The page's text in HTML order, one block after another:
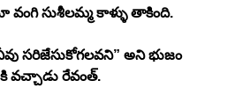
వంగి సుశీలమ్మ కాళ్ళు తాకింది.
సరిజేసుకోగలవని” అని భుజం
వచ్చాడు రేవంత్.